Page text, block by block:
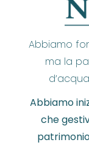
Abbiamo
ma la
Abbiamo
che